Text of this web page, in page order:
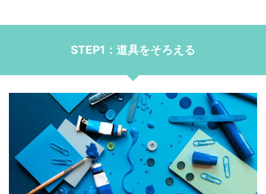
STEP1：道具をそろえる